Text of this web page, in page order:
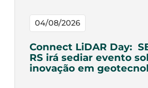
04/08/2026
Connect LiDAR Day:
RS irá sediar evento
inovação em